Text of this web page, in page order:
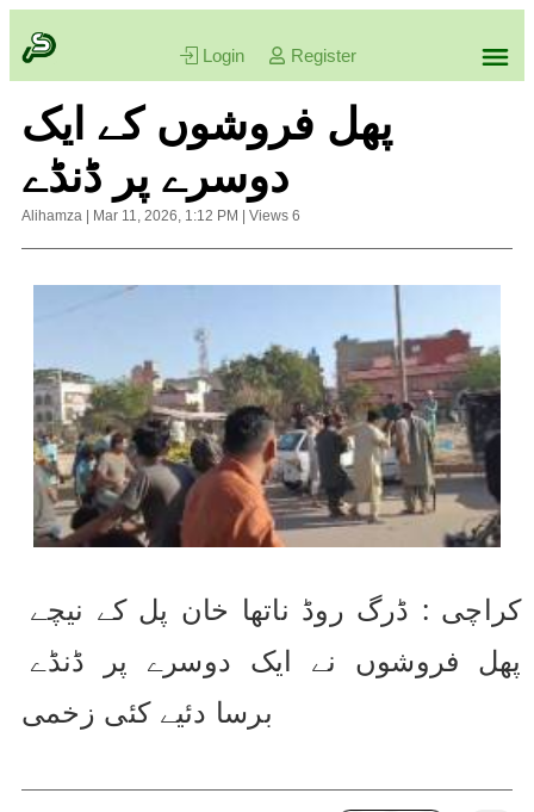
Login Register
پھل فروشوں کے ایک
دوسرے پر ڈنڈے
Alihamza Mar 11, 2026, 1:12 PM Views 6
برسا دئیے کئی زخمی